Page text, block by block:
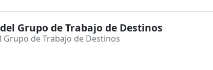
Grupo de Trabajo de Destinos
Grupo de Trabajo de Destinos